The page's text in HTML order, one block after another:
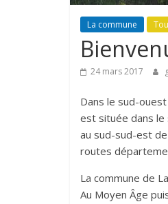
La commune
24 mars 2017
Dans le sud-
est située dans le
au sud-sud-est
routes
La commune de
Au Moyen Âge